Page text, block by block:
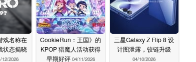
戏名称在
状态揭晓
12/2026
CookieRun：王国》的
KPOP 猎魔人活动获得
早期好评 04/11/2026
三星Galaxy Z Flip 8 设
计图泄露，铰链升级
04/10/2026